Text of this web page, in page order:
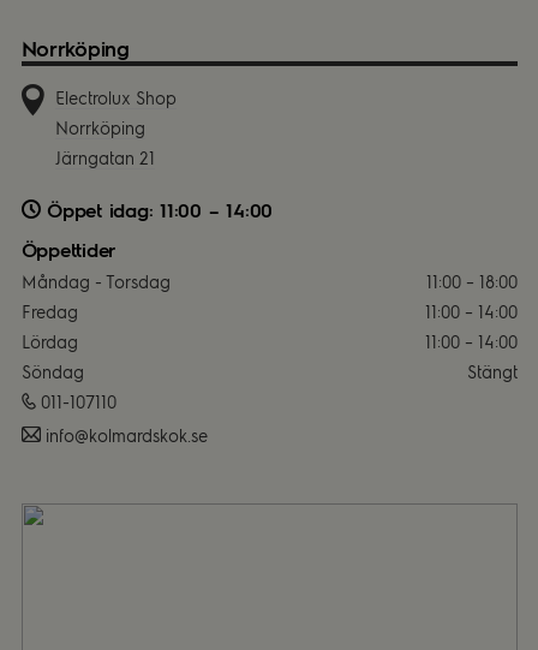
Norrköping
Electrolux Shop
Norrköping
Järngatan 21
Öppet idag: 11:00 – 14:00
Öppettider
Måndag - Torsdag
11:00 – 18:00
Fredag
11:00 – 14:00
Lördag
11:00 – 14:00
Söndag
Stängt
011-107110
es.koksdramlok@ofni